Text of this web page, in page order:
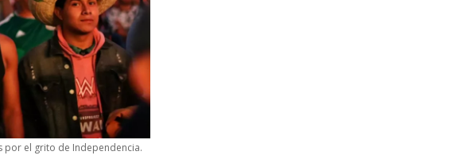
por el grito de Independencia.